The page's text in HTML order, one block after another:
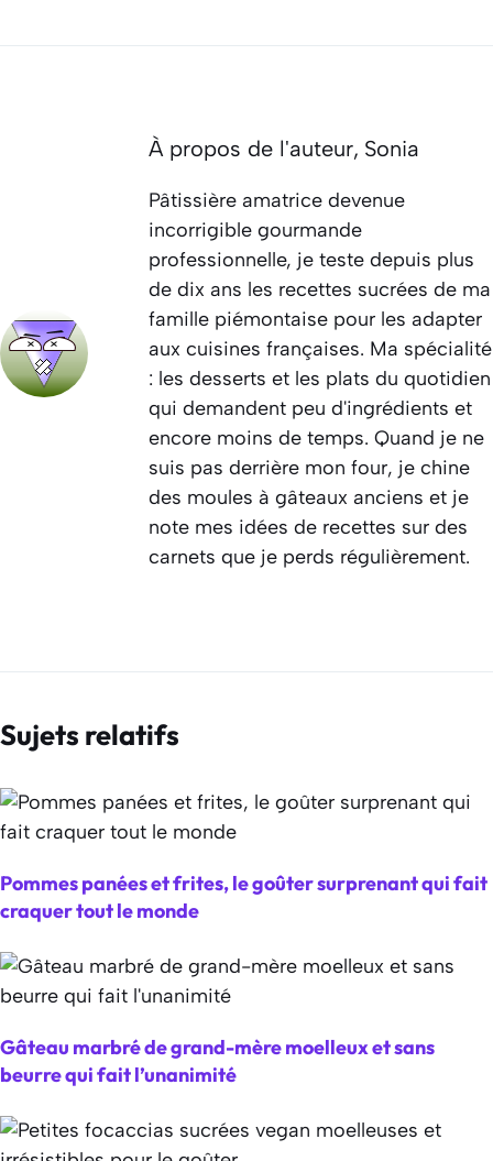
À propos de l'auteur, Sonia
Pâtissière amatrice devenue
incorrigible gourmande
professionnelle, je teste depuis plus
de dix ans les recettes sucrées de ma
famille piémontaise pour les adapter
aux cuisines françaises. Ma spécialité
: les desserts et les plats du quotidien
qui demandent peu d'ingrédients et
encore moins de temps. Quand je ne
suis pas derrière mon four, je chine
des moules à gâteaux anciens et je
note mes idées de recettes sur des
carnets que je perds régulièrement.
Sujets relatifs
Pommes panées et frites, le goûter surprenant qui fait
craquer tout le monde
Gâteau marbré de grand-mère moelleux et sans
beurre qui fait l’unanimité